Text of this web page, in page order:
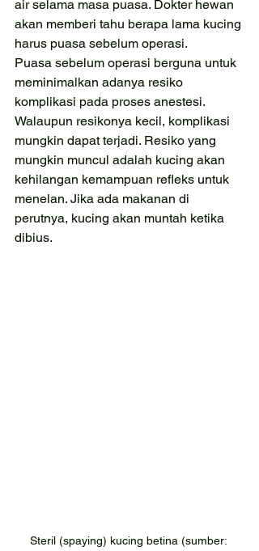
air selama masa puasa. Dokter hewan
akan memberi tahu berapa lama kucing
harus puasa sebelum operasi.
Puasa sebelum operasi berguna untuk
meminimalkan adanya resiko
komplikasi pada proses anestesi.
Walaupun resikonya kecil, komplikasi
mungkin dapat terjadi. Resiko yang
mungkin muncul adalah kucing akan
kehilangan kemampuan refleks untuk
menelan. Jika ada makanan di
perutnya, kucing akan muntah ketika
dibius.
Steril (spaying) kucing betina (sumber: